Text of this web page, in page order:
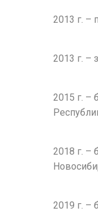
2013 г. –
2013 г. –
2015 г. –
2018 г. –
2019 г. –